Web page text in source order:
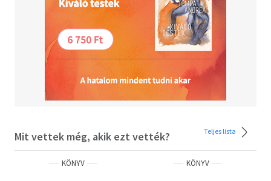
Mit vettek még, akik ezt vették? Teljes lista
KÖNYV KÖNYV